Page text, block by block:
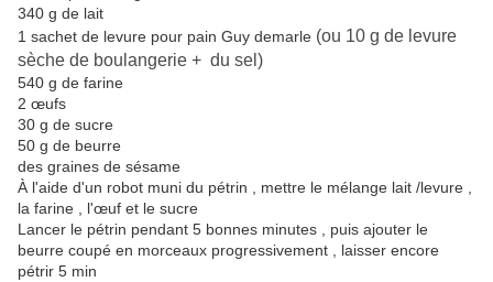
340 g de lait
1 sachet de levure pour pain Guy demarle (ou 10 g de levure
sèche de boulangerie + du sel)
540 g de farine
2 œufs
30 g de sucre
50 g de beurre
des graines de sésame
À l'aide d'un robot muni du pétrin , mettre le mélange lait /levure ,
la farine , l'œuf et le sucre
Lancer le pétrin pendant 5 bonnes minutes , puis ajouter le
beurre coupé en morceaux progressivement , laisser encore
pétrir 5 min